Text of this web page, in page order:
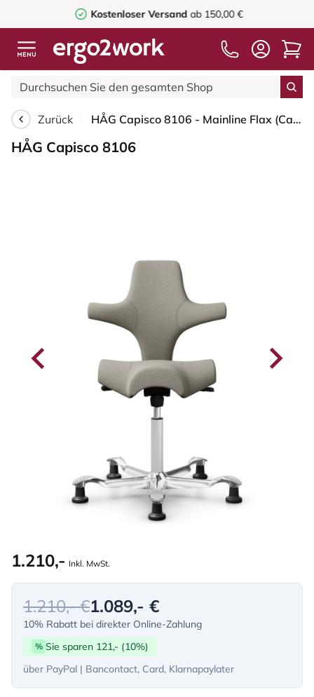
Kostenloser Versandab 150,00 €
Zurück HÅG Capisco 8106 - Mainline Flax (Camira) Wolle / Leinen - MLF002 Beige-Grey - Weiß - 150mm (Sitzhöhe 40-55cm) - Bodengleiter
HÅG Capisco 8106
1.210,- Inkl. MwSt.
1.210,- €1.089,- €
10% Rabatt bei direkter Online-Zahlung
% Sie sparen 121,- (10%)
über PayPal | Bancontact, Card, Klarnapaylater